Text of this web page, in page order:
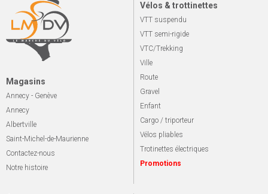
Magasins
Annecy - Genève
Annecy
Albertville
Saint-Michel-de-Maurienne
Contactez-nous
Notre histoire
Vélos & trottinettes
VTT suspendu
VTT semi-rigide
VTC/Trekking
Ville
Route
Gravel
Enfant
Cargo / triporteur
Vélos pliables
Trotinettes électriques
Promotions